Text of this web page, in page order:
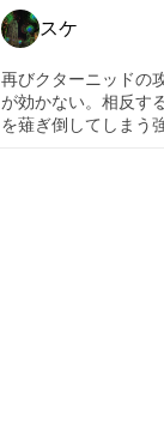
スケ
再びクターニッドの
が効かない。相反す
を薙ぎ倒してしまう